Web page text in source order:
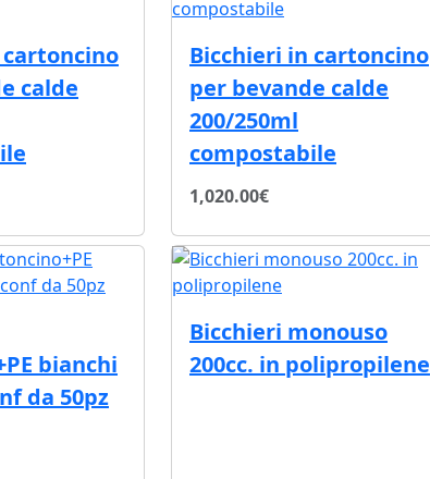
calde
Bicchieri in cartoncino
per bevande calde
200/250ml
compostabile
1,020.00€
bianchi
da 50pz
Bicchieri monouso
200cc. in polipropilene